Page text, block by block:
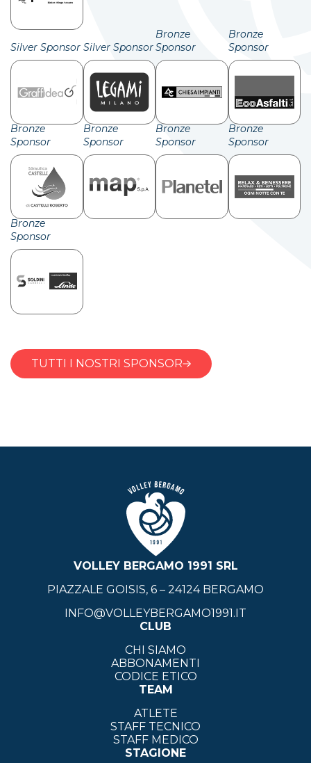
Silver Sponsor Silver Sponsor
Bronze
Sponsor
Bronze
Sponsor
Bronze
Sponsor
Bronze
Sponsor
Bronze
Sponsor
Bronze
Sponsor
Bronze
Sponsor
TUTTI I NOSTRI SPONSOR
VOLLEY BERGAMO 1991 SRL
PIAZZALE GOISIS, 6 – 24124 BERGAMO
INFO@VOLLEYBERGAMO1991.IT
CLUB
CHI SIAMO
ABBONAMENTI
CODICE ETICO
TEAM
ATLETE
STAFF TECNICO
STAFF MEDICO
STAGIONE